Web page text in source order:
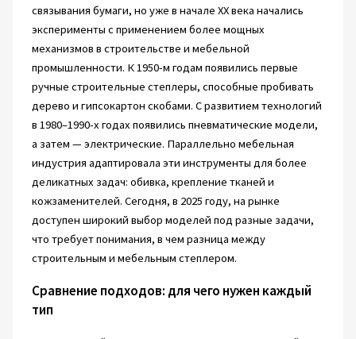
связывания бумаги, но уже в начале XX века начались
эксперименты с применением более мощных
механизмов в строительстве и мебельной
промышленности. К 1950-м годам появились первые
ручные строительные степлеры, способные пробивать
дерево и гипсокартон скобами. С развитием технологий
в 1980–1990-х годах появились пневматические модели,
а затем — электрические. Параллельно мебельная
индустрия адаптировала эти инструменты для более
деликатных задач: обивка, крепление тканей и
кожзаменителей. Сегодня, в 2025 году, на рынке
доступен широкий выбор моделей под разные задачи,
что требует понимания, в чем разница между
строительным и мебельным степлером.
Сравнение подходов: для чего нужен каждый
тип